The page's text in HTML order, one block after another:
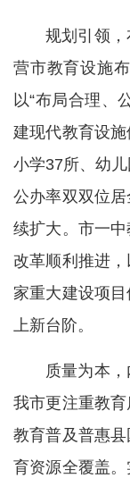
规划引领
营市教育设施
以“布局合理、
建现代教育设
小学37所、幼
公办率双双位
续扩大。市一
改革顺利推进
家重大建设项
上新台阶。
质量为本
我市更注重教
教育普及普惠
育资源全覆盖